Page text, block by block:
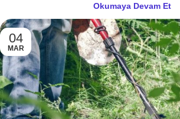
Okumaya Devam Et
04
MAR